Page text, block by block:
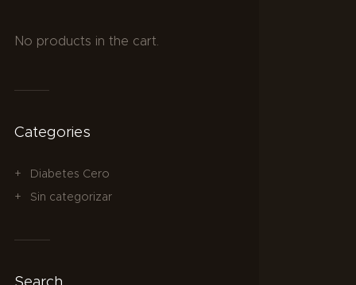
No products in the cart.
Categories
Diabetes Cero
Sin categorizar